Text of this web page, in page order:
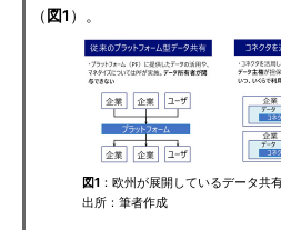
（ 図1 ）。
図1 ：欧州が展開しているデータ共
出所：筆者作成